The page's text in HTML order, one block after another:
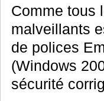
Comme tous
malveillants
de polices
(Windows
sécurité